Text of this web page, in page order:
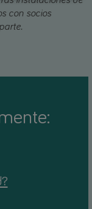
con socios